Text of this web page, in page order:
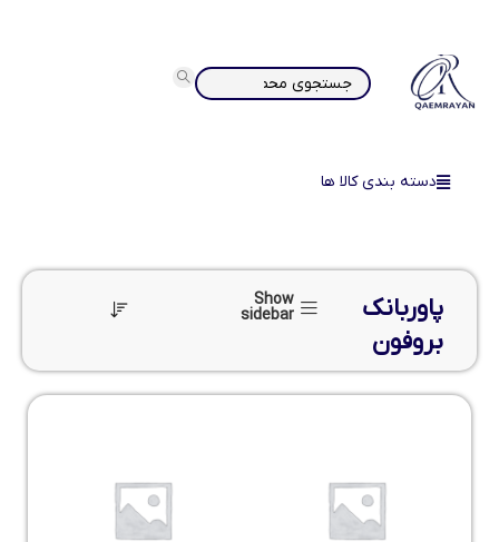
دسته بندی کالا ها
پاوربانک
بروفون
Show
sidebar